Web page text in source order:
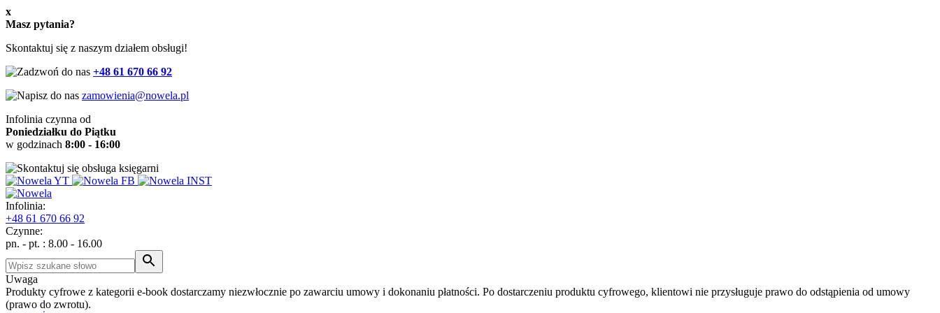
x
Masz pytania?
Skontaktuj się z naszym działem obsługi!
+48 61 670 66 92
zamowienia@nowela.pl
Infolinia czynna od
Poniedziałku do Piątku
w godzinach 8:00 - 16:00
Infolinia:
+48 61 670 66 92
Czynne:
pn. - pt. : 8.00 - 16.00
Uwaga
Produkty cyfrowe z kategorii e-book dostarczamy niezwłocznie po zawarciu umowy i dokonaniu płatności. Po dostarczeniu produktu cyfrowego, klientowi nie przysługuje prawo do odstąpienia od umowy
(prawo do zwrotu).